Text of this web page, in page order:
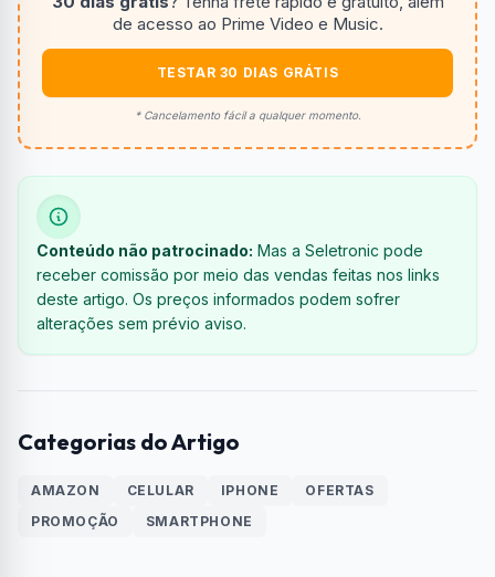
de acesso ao Prime Video e Music.
TESTAR 30 DIAS GRÁTIS
* Cancelamento fácil a qualquer momento.
Conteúdo não patrocinado: Mas a Seletronic pode
receber comissão por meio das vendas feitas nos links
deste artigo. Os preços informados podem sofrer
alterações sem prévio aviso.
Categorias do Artigo
AMAZON CELULAR IPHONE
OFERTAS
PROMOÇÃO
SMARTPHONE